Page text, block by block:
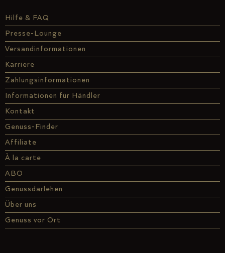
Hilfe & FAQ
Presse-Lounge
Versandinformationen
Karriere
Zahlungsinformationen
Informationen für Händler
Kontakt
Genuss-Finder
Affiliate
À la carte
ABO
Genussdarlehen
Über uns
Genuss vor Ort